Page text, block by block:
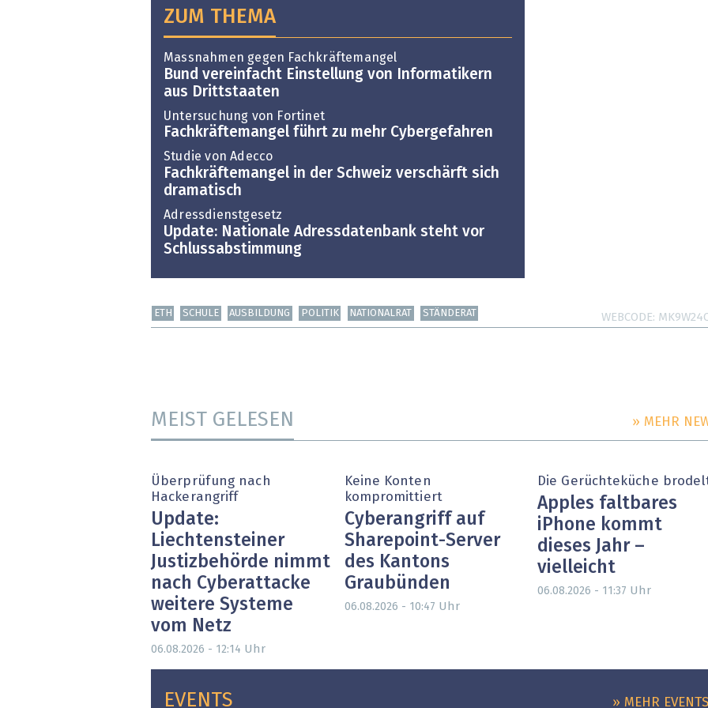
ZUM THEMA
Massnahmen gegen Fachkräftemangel
Bund vereinfacht Einstellung von Informatikern
aus Drittstaaten
Untersuchung von Fortinet
Fachkräftemangel führt zu mehr Cybergefahren
Studie von Adecco
Fachkräftemangel in der Schweiz verschärft sich
dramatisch
Adressdienstgesetz
Update: Nationale Adressdatenbank steht vor
Schlussabstimmung
ETH SCHULE AUSBILDUNG POLITIK NATIONALRAT STÄNDERAT WEBCODE
MEIST GELESEN » MEHR
Überprüfung nach
Hackerangriff
Update:
Liechtensteiner
Justizbehörde nimmt
nach Cyberattacke
weitere Systeme
vom Netz
06.08.2026 - 12:14 Uhr
Keine Konten
kompromittiert
Cyberangriff auf
Sharepoint-Server
des Kantons
Graubünden
06.08.2026 - 10:47 Uhr
Die Gerüchteküche
Apples faltbares
iPhone kommt
dieses Jahr –
vielleicht
06.08.2026 - 11:37 Uhr
EVENTS » MEHR